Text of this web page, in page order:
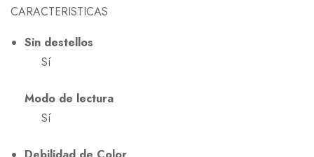
CARACTERISTICAS
Sin destellos
Sí
Modo de lectura
Sí